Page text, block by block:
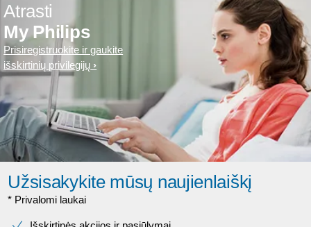
Atrasti
My Philips
Prisiregistruokite ir gaukite
išskirtinių privilegijų
Užsisakykite mūsų naujienlaiškį
* Privalomi laukai​